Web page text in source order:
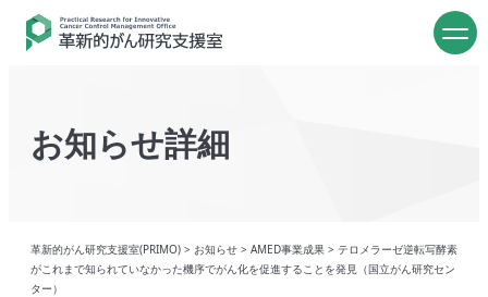
お知らせ詳細
革新的がん研究支援室(PRIMO) > お知らせ > AMED事業成果 > テロメラーゼ逆転写酵素
がこれまで知られていなかった機序でがん化を促進することを発見（国立がん研究セン
ター）